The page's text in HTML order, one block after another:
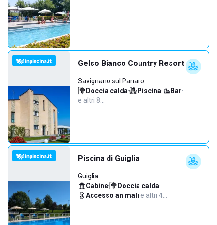
Gelso Bianco Country Resort
Savignano sul Panaro
Doccia calda· Piscina· Bar·
e altri 8…
Piscina di Guiglia
Guiglia
Cabine· Doccia calda·
Accesso animali·e altri 4…